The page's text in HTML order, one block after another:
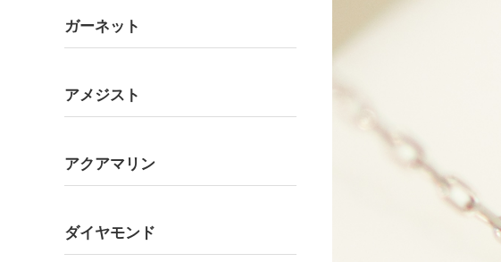
ガーネット
アメジスト
アクアマリン
ダイヤモンド